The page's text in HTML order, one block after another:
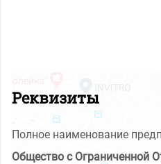
Реквизиты
Полное наименование
Общество с Ограниченной